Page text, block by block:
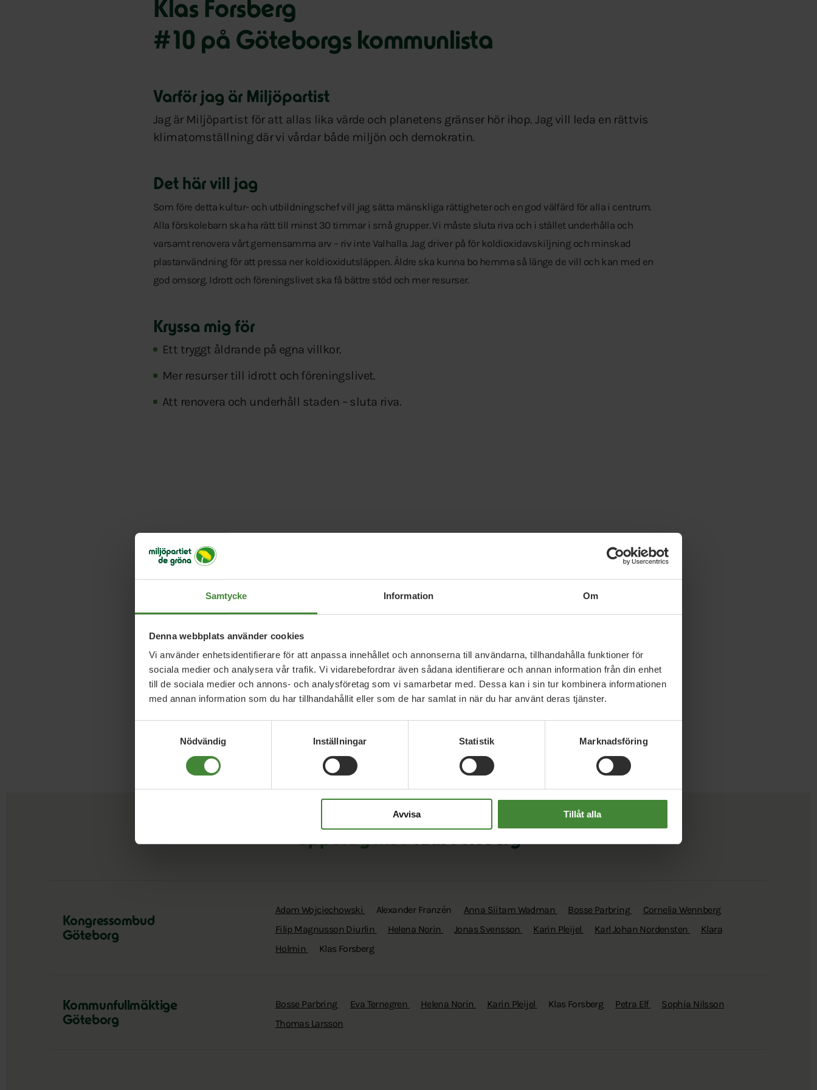
Samtycke Information Om
Denna webbplats använder cookies
Vi använder enhetsidentifierare för att anpassa innehållet och annonserna till användarna, tillhandahålla funktioner för
sociala medier och analysera vår trafik. Vi vidarebefordrar även sådana identifierare och annan information från din enhet
till de sociala medier och annons- och analysföretag som vi samarbetar med. Dessa kan i sin tur kombinera informationen
med annan information som du har tillhandahållit eller som de har samlat in när du har använt deras tjänster.
Nödvändig
Inställningar Statistik Marknadsföring
Avvisa Tillåt alla
Klas Forsberg
#10 på Göteborgs kommunlista
Varför jag är Miljöpartist
Jag är Miljöpartist för att allas lika värde och planetens gränser hör ihop. Jag vill leda en rättvis
klimatomställning där vi vårdar både miljön och demokratin.
Det här vill jag
Som före detta kultur- och utbildningschef vill jag sätta mänskliga rättigheter och en god välfärd för alla i centrum.
Alla förskolebarn ska ha rätt till minst 30 timmar i små grupper. Vi måste sluta riva och i stället underhålla och
varsamt renovera vårt gemensamma arv – riv inte Valhalla. Jag driver på för koldioxidavskiljning och minskad
plastanvändning för att pressa ner koldioxidutsläppen. Äldre ska kunna bo hemma så länge de vill och kan med en
god omsorg. Idrott och föreningslivet ska få bättre stöd och mer resurser.
Kryssa mig för
Ett tryggt åldrande på egna villkor.
Mer resurser till idrott och föreningslivet.
Att renovera och underhåll staden – sluta riva.
Klas Forsberg
–
klas.forsberg1@gmail.com
Facebook
Uppdrag medKlas Forsberg
Kongressombud
Göteborg
Adam Wojciechowski Alexander Franzén Anna Siitam Wadman Bosse Parbring
Cornelia Wennberg
Filip Magnusson Diurlin
Helena Norin Jonas Svensson Karin Pleijel Karl Johan Nordensten
Klara
Holmin
Klas Forsberg
Kommunfullmäktige
Göteborg
Bosse Parbring Eva Ternegren Helena Norin Karin Pleijel Klas Forsberg Petra Elf
Sophia Nilsson
Thomas Larsson